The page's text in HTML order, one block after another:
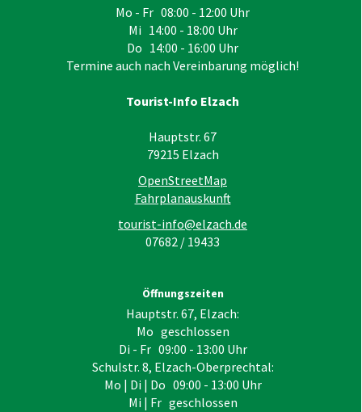
Mo - Fr 08:00 - 12:00 Uhr
Mi 14:00 - 18:00 Uhr
Do 14:00 - 16:00 Uhr
Termine auch nach Vereinbarung möglich!
Tourist-Info Elzach
Hauptstr. 67
79215 Elzach
OpenStreetMap
Fahrplanauskunft
tourist-info@elzach.de
07682 / 19433
Öffnungszeiten
Hauptstr. 67, Elzach:
Mo geschlossen
Di - Fr 09:00 - 13:00 Uhr
Schulstr. 8, Elzach-Oberprechtal:
Mo | Di | Do 09:00 - 13:00 Uhr
Mi | Fr geschlossen